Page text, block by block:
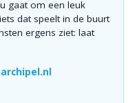
gaat om een leuk
dat speelt in de buurt
ergens ziet: laat